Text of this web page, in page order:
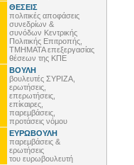
ΘΕΣΕΙΣ
πολιτικές αποφάσεις
συνεδρίων &
συνόδων Κεντρικής
Πολιτικής Επιτροπής,
ΤΜΗΜΑΤΑ επεξεργασίας
θέσεων της ΚΠΕ
ΒΟΥΛΗ
βουλευτές ΣΥΡΙΖΑ,
ερωτήσεις,
επερωτήσεις,
επίκαιρες,
παρεμβάσεις,
προτάσεις νόμου
ΕΥΡΩΒΟΥΛΗ
παρεμβάσεις &
ερωτήσεις
του ευρωβουλευτή